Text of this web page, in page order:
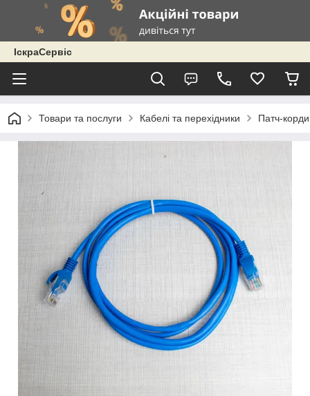
ІскраСервіс
Товари та послуги Кабелі та перехідники Патч-